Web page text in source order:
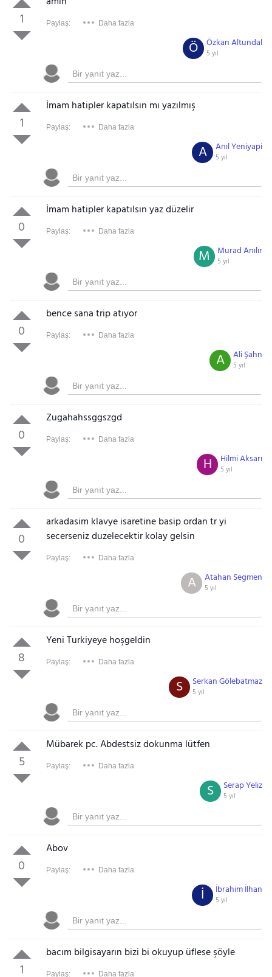
1 Paylaş: Daha fazla
Özkan Altundal
5 yıl
Ö
1
İmam hatipler kapatılsın mı yazılmış
Paylaş: Daha fazla
Anıl Yeniyapi
5 yıl
A
0
İmam hatipler kapatılsın yaz düzelir
Paylaş: Daha fazla
Murad Anılır
5 yıl
M
0
bence sana trip atıyor
Paylaş: Daha fazla
Ali Şahn
5 yıl
A
0
Zugahahssggszgd
Paylaş: Daha fazla
Hilmi Aksarı
5 yıl
H
0
arkadasim klavye isaretine basip ordan tr yi
secerseniz duzelecektir kolay gelsin
Paylaş: Daha fazla
Atahan Segmen
5 yıl
A
8
Yeni Turkiyeye hoşgeldin
Paylaş: Daha fazla
Serkan Gölebatmaz
5 yıl
S
5
Mübarek pc. Abdestsiz dokunma lütfen
Paylaş: Daha fazla
Serap Yeliz
5 yıl
S
0
Abov
Paylaş: Daha fazla
İbrahim İlhan
5 yıl
İ
1
bacım bilgisayarın bizi bi okuyup üflese şöyle
Paylaş: Daha fazla